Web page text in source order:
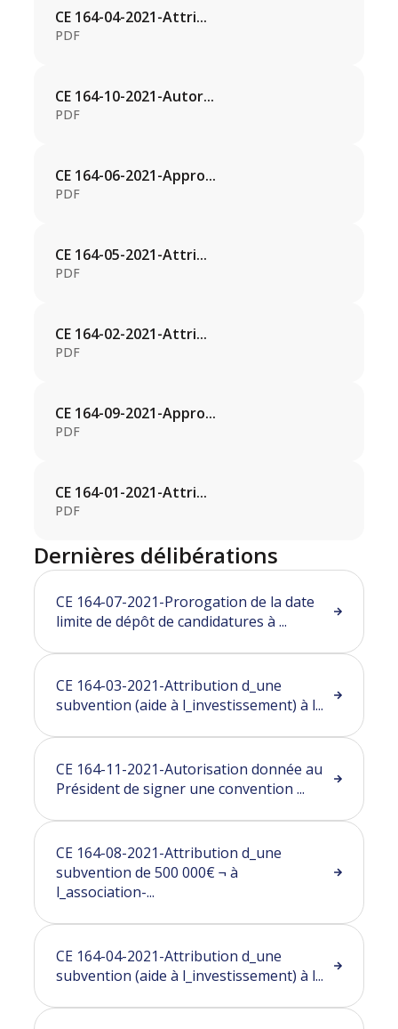
CE 164-04-2021-Attri...
PDF
CE 164-10-2021-Autor...
PDF
CE 164-06-2021-Appro...
PDF
CE 164-05-2021-Attri...
PDF
CE 164-02-2021-Attri...
PDF
CE 164-09-2021-Appro...
PDF
CE 164-01-2021-Attri...
PDF
Dernières délibérations
CE 164-07-2021-Prorogation de la date
limite de dépôt de candidatures à ...
CE 164-03-2021-Attribution d_une
subvention (aide à l_investissement) à l...
CE 164-11-2021-Autorisation donnée au
Président de signer une convention ...
CE 164-08-2021-Attribution d_une
subvention de 500 000€ ¬ à
l_association-...
CE 164-04-2021-Attribution d_une
subvention (aide à l_investissement) à l...